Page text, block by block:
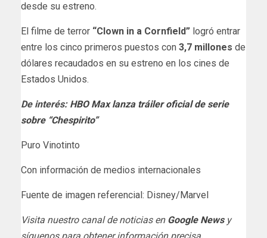
desde su estreno.
El filme de terror “Clown in a Cornfield” logró entrar
entre los cinco primeros puestos con 3,7 millones de
dólares recaudados en su estreno en los cines de
Estados Unidos.
De interés: HBO Max lanza tráiler oficial de serie
sobre “Chespirito”
Puro Vinotinto
Con información de medios internacionales
Fuente de imagen referencial: Disney/Marvel
Visita nuestro canal de noticias en Google Newsy